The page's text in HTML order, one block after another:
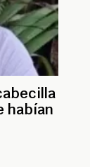
habían